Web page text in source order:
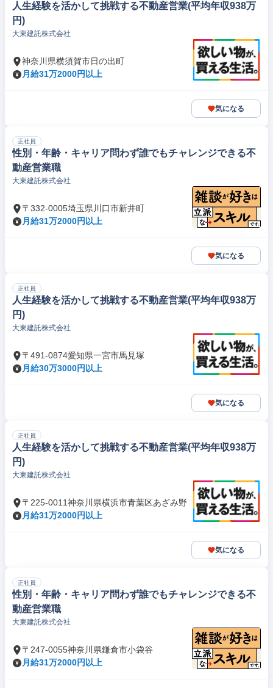
人生経験を活かして挑戦する不動産営業(平均年収938万
円)
大東建託株式会社
神奈川県横須賀市日の出町
月給31万2000円以上
気になる
正社員
性別・年齢・キャリア問わず誰でもチャレンジできる不
動産営業職
大東建託株式会社
〒332-0005埼玉県川口市新井町
月給31万2000円以上
気になる
正社員
人生経験を活かして挑戦する不動産営業(平均年収938万
円)
大東建託株式会社
〒491-0874愛知県一宮市馬見塚
月給30万3000円以上
気になる
正社員
人生経験を活かして挑戦する不動産営業(平均年収938万
円)
大東建託株式会社
〒225-0011神奈川県横浜市青葉区あざみ野
月給31万2000円以上
気になる
正社員
性別・年齢・キャリア問わず誰でもチャレンジできる不
動産営業職
大東建託株式会社
〒247-0055神奈川県鎌倉市小袋谷
月給31万2000円以上